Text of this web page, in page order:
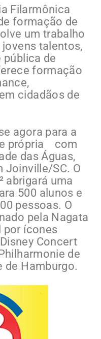
Filarmônica
formação de
um trabalho
talentos,
pública de
formação
cidadãos de
agora para a
própria com
das Águas,
Joinville/SC. O
abrigará uma
500 alunos e
pessoas. O
pela Nagata
por ícones
Concert
de
de Hamburgo.